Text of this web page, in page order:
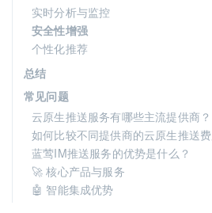
实时分析与监控
安全性增强
个性化推荐
总结
常见问题
云原生推送服务有哪些主流提供商？
如何比较不同提供商的云原生推送费
蓝莺IM推送服务的优势是什么？
🚀 核心产品与服务
🤖 智能集成优势